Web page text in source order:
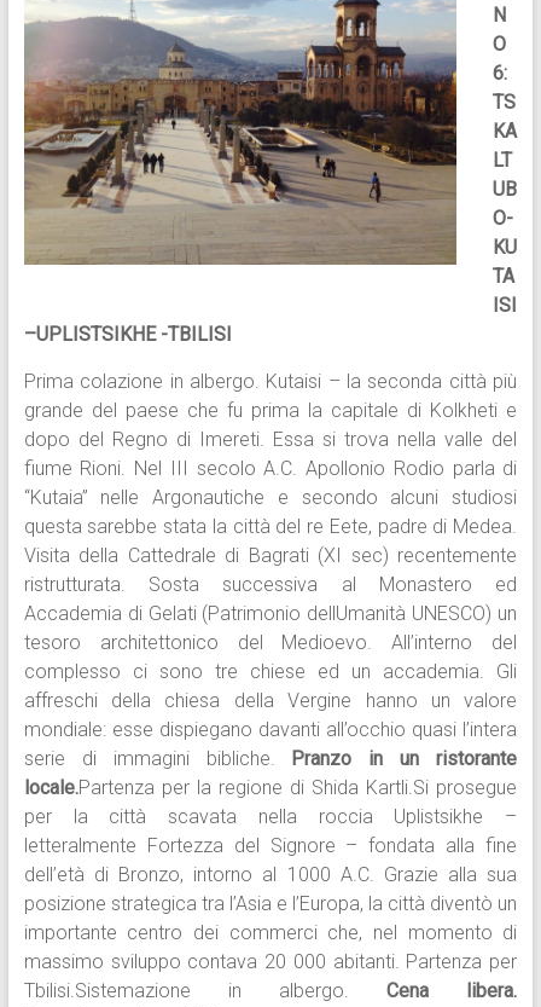
N
O
6:
TS
KA
LT
UB
O-
KU
TA
ISI
–UPLISTSIKHE -TBILISI
Prima colazione in albergo. Kutaisi – la seconda città più
grande del paese che fu prima la capitale di Kolkheti e
dopo del Regno di Imereti. Essa si trova nella valle del
fiume Rioni. Nel III secolo A.C. Apollonio Rodio parla di
“Kutaia” nelle Argonautiche e secondo alcuni studiosi
questa sarebbe stata la città del re Eete, padre di Medea.
Visita della Cattedrale di Bagrati (XI sec) recentemente
ristrutturata. Sosta successiva al Monastero ed
Accademia di Gelati (Patrimonio dellUmanità UNESCO) un
tesoro architettonico del Medioevo. All’interno del
complesso ci sono tre chiese ed un accademia. Gli
affreschi della chiesa della Vergine hanno un valore
mondiale: esse dispiegano davanti all’occhio quasi l’intera
serie di immagini bibliche. Pranzo in un ristorante
locale.Partenza per la regione di Shida Kartli.Si prosegue
per la città scavata nella roccia Uplistsikhe –
letteralmente Fortezza del Signore – fondata alla fine
dell’età di Bronzo, intorno al 1000 A.C. Grazie alla sua
posizione strategica tra l’Asia e l’Europa, la città diventò un
importante centro dei commerci che, nel momento di
massimo sviluppo contava 20 000 abitanti. Partenza per
Tbilisi.Sistemazione in albergo.Cena libera.